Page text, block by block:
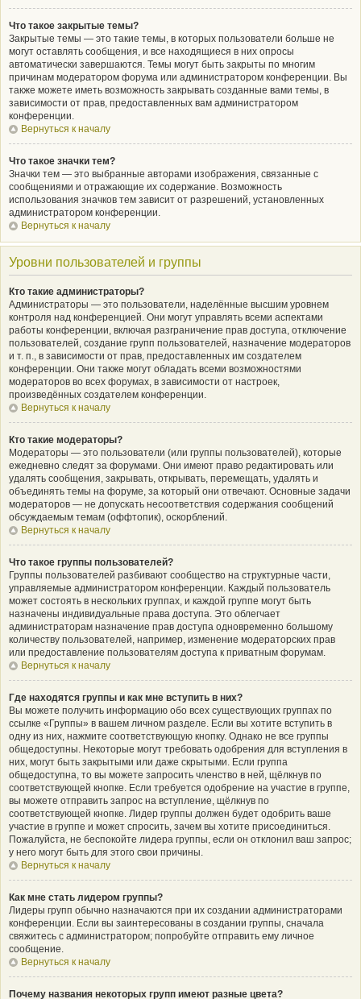
Что такое закрытые темы?
Закрытые темы — это такие темы, в которых пользователи больше не
могут оставлять сообщения, и все находящиеся в них опросы
автоматически завершаются. Темы могут быть закрыты по многим
причинам модератором форума или администратором конференции. Вы
также можете иметь возможность закрывать созданные вами темы, в
зависимости от прав, предоставленных вам администратором
конференции.
Вернуться к началу
Что такое значки тем?
Значки тем — это выбранные авторами изображения, связанные с
сообщениями и отражающие их содержание. Возможность
использования значков тем зависит от разрешений, установленных
администратором конференции.
Вернуться к началу
Уровни пользователей и группы
Кто такие администраторы?
Администраторы — это пользователи, наделённые высшим уровнем
контроля над конференцией. Они могут управлять всеми аспектами
работы конференции, включая разграничение прав доступа, отключение
пользователей, создание групп пользователей, назначение модераторов
и т. п., в зависимости от прав, предоставленных им создателем
конференции. Они также могут обладать всеми возможностями
модераторов во всех форумах, в зависимости от настроек,
произведённых создателем конференции.
Вернуться к началу
Кто такие модераторы?
Модераторы — это пользователи (или группы пользователей), которые
ежедневно следят за форумами. Они имеют право редактировать или
удалять сообщения, закрывать, открывать, перемещать, удалять и
объединять темы на форуме, за который они отвечают. Основные задачи
модераторов — не допускать несоответствия содержания сообщений
обсуждаемым темам (оффтопик), оскорблений.
Вернуться к началу
Что такое группы пользователей?
Группы пользователей разбивают сообщество на структурные части,
управляемые администратором конференции. Каждый пользователь
может состоять в нескольких группах, и каждой группе могут быть
назначены индивидуальные права доступа. Это облегчает
администраторам назначение прав доступа одновременно большому
количеству пользователей, например, изменение модераторских прав
или предоставление пользователям доступа к приватным форумам.
Вернуться к началу
Где находятся группы и как мне вступить в них?
Вы можете получить информацию обо всех существующих группах по
ссылке «Группы» в вашем личном разделе. Если вы хотите вступить в
одну из них, нажмите соответствующую кнопку. Однако не все группы
общедоступны. Некоторые могут требовать одобрения для вступления в
них, могут быть закрытыми или даже скрытыми. Если группа
общедоступна, то вы можете запросить членство в ней, щёлкнув по
соответствующей кнопке. Если требуется одобрение на участие в группе,
вы можете отправить запрос на вступление, щёлкнув по
соответствующей кнопке. Лидер группы должен будет одобрить ваше
участие в группе и может спросить, зачем вы хотите присоединиться.
Пожалуйста, не беспокойте лидера группы, если он отклонил ваш запрос;
у него могут быть для этого свои причины.
Вернуться к началу
Как мне стать лидером группы?
Лидеры групп обычно назначаются при их создании администраторами
конференции. Если вы заинтересованы в создании группы, сначала
свяжитесь с администратором; попробуйте отправить ему личное
сообщение.
Вернуться к началу
Почему названия некоторых групп имеют разные цвета?